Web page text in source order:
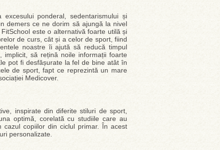
ponderal, sedentarismului și
demers ce ne dorim să ajungă la nivel
este o alternativă foarte utilă și
de curs, cât și a celor de sport, fiind
noastre îi ajută să reducă timpul
să rețină noile informații foarte
pot fi desfășurate la fel de bine atât în
de sport, fapt ce reprezintă un mare
Medicover.
inspirate din diferite stiluri de sport,
optimă, corelată cu studiile care au
copiilor din ciclul primar. În acest
personalizate.